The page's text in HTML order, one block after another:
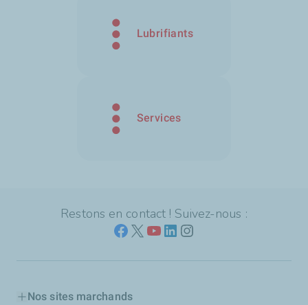
Lubrifiants
Services
Restons en contact ! Suivez-nous :
Nos sites marchands